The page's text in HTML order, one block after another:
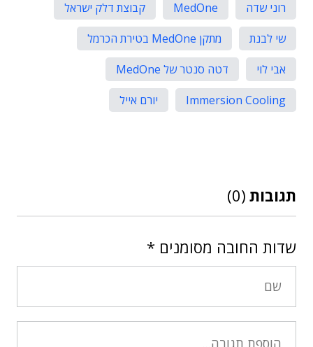
רוני שדה MedOne
קבוצת דלק ישראל
שי לבנת
מתקן MedOne בטירת הכרמל
אבי לוי
דטה סנטר של MedOne
Immersion Cooling
יורם אייל
תגובות (0)
שדות החובה מסומנים *